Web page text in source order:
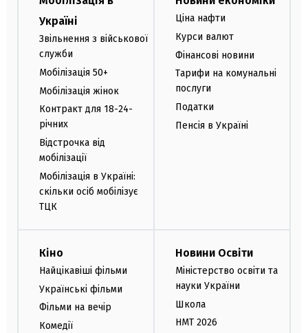
Україні
Звільнення з військової
служби
Мобілізація 50+
Мобілізація жінок
Контракт для 18-24-
річних
Відстрочка від
мобілізації
Мобілізація в Україні:
скільки осіб мобілізує
ТЦК
Ціна нафти
Курси валют
Фінансові новини
Тарифи на комунальні
послуги
Податки
Пенсія в Україні
Кіно
Найцікавіші фільми
Українські фільми
Фільми на вечір
Комедії
Новини Освіти
Міністерство освіти та
науки України
Школа
НМТ 2026